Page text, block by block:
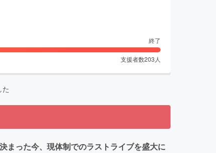
終了
支援者数203 人
まった今、現体制でのラストライブを盛大に